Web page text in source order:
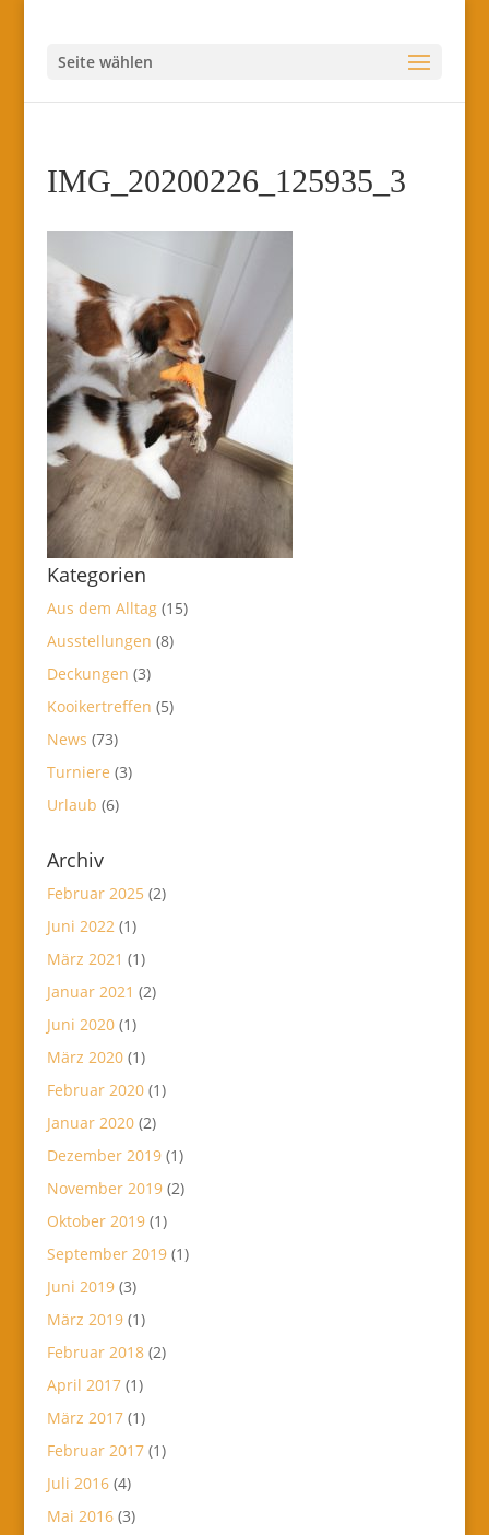
Seite wählen
IMG_20200226_125935_3
Kategorien
Aus dem Alltag(15)
Ausstellungen (8)
Deckungen (3)
Kooikertreffen (5)
News (73)
Turniere (3)
Urlaub (6)
Archiv
Februar 2025 (2)
Juni 2022(1)
März 2021 (1)
Januar 2021 (2)
Juni 2020(1)
März 2020(1)
Februar 2020(1)
Januar 2020(2)
Dezember 2019(1)
November 2019(2)
Oktober 2019(1)
September 2019(1)
Juni 2019(3)
März 2019(1)
Februar 2018(2)
April 2017(1)
März 2017(1)
Februar 2017(1)
Juli 2016(4)
Mai 2016(3)